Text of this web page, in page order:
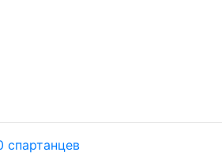
спартанцев